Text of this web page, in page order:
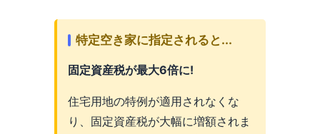
特定空き家に指定されると...
固定資産税が最大6倍に!
住宅用地の特例が適用されなくな
り、固定資産税が大幅に増額されま